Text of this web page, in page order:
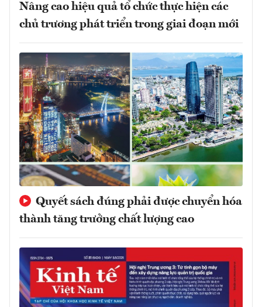
Nâng cao hiệu quả tổ chức thực hiện các
chủ trương phát triển trong giai đoạn mới
Quyết sách đúng phải được chuyển hóa
thành tăng trưởng chất lượng cao